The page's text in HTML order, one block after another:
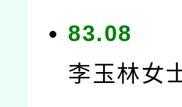
83.08
李玉林女